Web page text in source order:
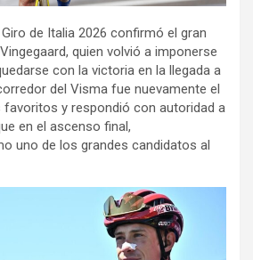
de Italia 2026 confirmó el gran
quien volvió a imponerse
con la victoria en la llegada a
del Visma fue nuevamente el
y respondió con autoridad a
en el ascenso final,
uno de los grandes candidatos al